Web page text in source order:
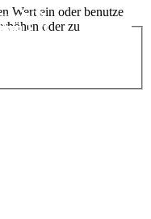
Wert ein oder benutze
oder zu